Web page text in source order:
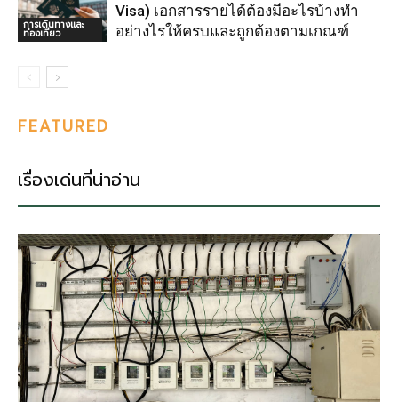
การเดินทางและ
ท่องเที่ยว
Visa) เอกสารรายได้ต้องมีอะไรบ้างทำ
อย่างไรให้ครบและถูกต้องตามเกณฑ์
FEATURED
เรื่องเด่นที่น่าอ่าน